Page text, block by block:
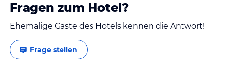
Fragen zum Hotel?
Ehemalige Gäste des Hotels kennen die Antwort!
Frage stellen